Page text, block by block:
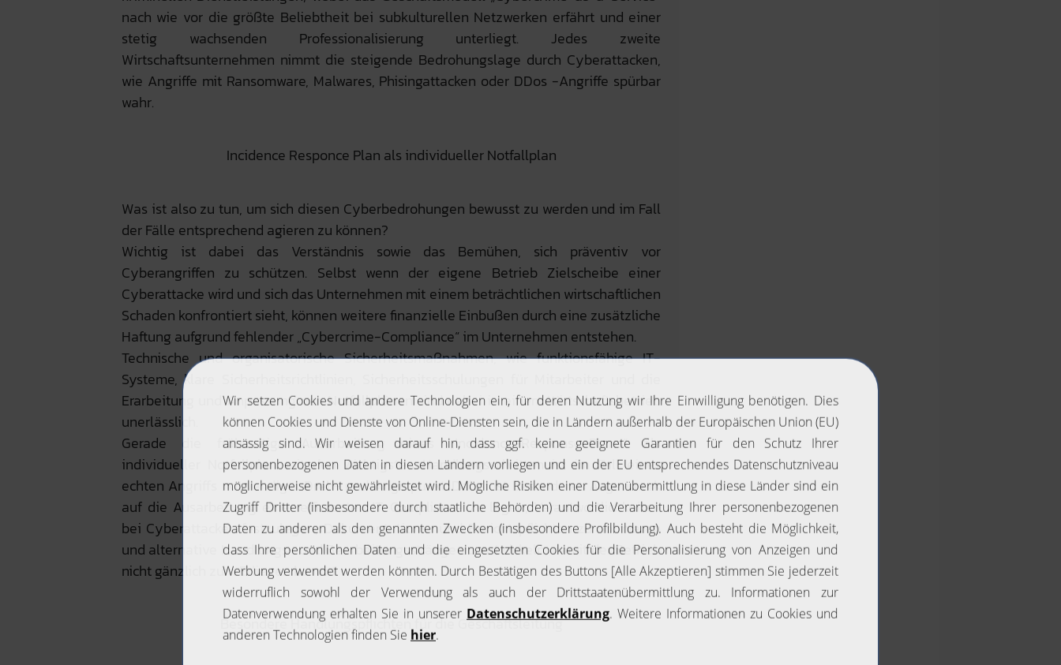
nach wie vor die größte Beliebtheit bei subkulturellen Netzwerken erfährt und einer
stetig wachsenden Professionalisierung unterliegt. Jedes zweite
Wirtschaftsunternehmen nimmt die steigende Bedrohungslage durch Cyberattacken,
wie Angriffe mit Ransomware, Malwares, Phisingattacken oder DDos -Angriffe spürbar
wahr.
Incidence Responce Plan als individueller Notfallplan
Was ist also zu tun, um sich diesen Cyberbedrohungen bewusst zu werden und im Fall
der Fälle entsprechend agieren zu können?
Wichtig ist dabei das Verständnis sowie das Bemühen, sich präventiv vor
Cyberangriffen zu schützen. Selbst wenn der eigene Betrieb Zielscheibe einer
Cyberattacke wird und sich das Unternehmen mit einem beträchtlichen wirtschaftlichen
Schaden konfrontiert sieht, können weitere finanzielle Einbußen durch eine zusätzliche
Haftung aufgrund fehlender „Cybercrime-Compliance“ im Unternehmen entstehen.
Technische und organisatorische Sicherheitsmaßnahmen, wie funktionsfähige IT-
Systeme, klare Sicherheitsrichtlinien, Sicherheitsschulungen für Mitarbeiter und die
Erarbeitung und Anpassung von Notfallplänen sind dabei in einem Wirtschaftsbetrieb
unerlässlich.
Gerade die frühzeitige Ausarbeitung eines „Incidence-Response-Plans“ als
individueller Notfallplan mit den wichtigsten Handlungsschritten ist im Fall eines
echten Angriffs notwendiger Dreh- und Angelpunkt. Dabei ist besonderes Augenmerk
auf die Ausarbeitung einer effizienten IT-Compliance zu legen, Verantwortlichkeiten
bei Cyberattacken festzulegen, Dokumentations- und Berichtspflichten zu normieren
und alternative Handlungs- und Bearbeitungsstränge zu entwickeln, damit der Betrieb
nicht gänzlich zum Erliegen kommt.
Besondere Handlungspflichten für die Geschäftsleitung